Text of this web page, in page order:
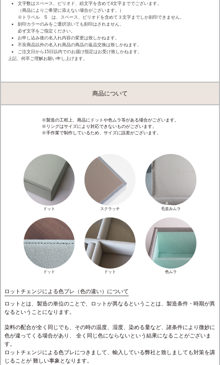
文字数はスペース、ピリオド、絵文字を含めて4文字まででございます。
（商品によりご希望に添えない場合がございます。）
※トラベル S は、スペース、ピリオドを含めて３文字までしか刻印できません。
刻印カラーのみをご選択頂いても刻印はされません。
必ず文字をご指定ください。
お申し込み後の名入れ内容の変更は致しかねます。
不良商品以外の名入れ商品の商品の返品交換は致しかねます。
ご注文日から15日以内でのお届け指定はお受け致しかねます。
上記、何卒ご理解お願い申し上げます。
商品について
※製造の工程上、商品にドットや色ムラ等がある場合がございます。
※リングはサイズにより対応できないものがございます。
※手作業で制作しているため、サイズに誤差がございます。
ドット スクラッチ 毛並みムラ
ドット ドット 色ムラ
ロットチェンジによる色ブレ（色の違い）について
ロットとは、製造の単位のことで、ロットが異なるということは、製造条件・時期が異
なるということになります。
染料の配合が全く同じでも、その時の温度、湿度、染める量など、諸条件により微妙に
色が違ってくる場合があり、 全く同じ色にならないという結果になることがございま
す。
ロットチェンジによる色ブレにつきまして、輸入している弊社と致しましても対策を講
じることが 難しい事象となります。